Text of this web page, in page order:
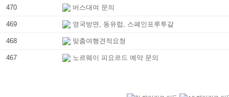
470 버스대여 문의
469 영국방면, 동유럽, 스폐인포루투갈
468 맞춤여행견적요청
467 노르웨이 피요르드 예약 문의